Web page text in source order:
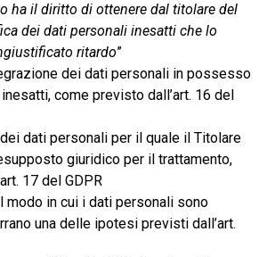
ha il diritto di ottenere dal titolare del
dei dati personali inesatti che lo
ritardo”
dei dati personali in possesso
come previsto dall’art. 16 del
dati personali per il quale il Titolare
giuridico per il trattamento,
17 del GDPR
modo in cui i dati personali sono
una delle ipotesi previsti dall’art.